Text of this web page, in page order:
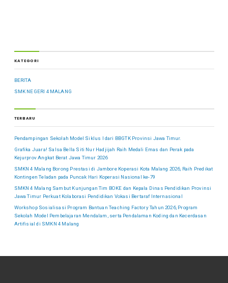
KATEGORI
BERITA
SMK NEGERI 4 MALANG
TERBARU
Pendampingan Sekolah Model Siklus I dari BBGTK Provinsi Jawa Timur.
Grafika Juara! Salsa Bella Siti Nur Hadjijah Raih Medali Emas dan Perak pada
Kejurprov Angkat Berat Jawa Timur 2026
SMKN 4 Malang Borong Prestasi di Jambore Koperasi Kota Malang 2026, Raih Predikat
Kontingen Teladan pada Puncak Hari Koperasi Nasional ke-79
SMKN 4 Malang Sambut Kunjungan Tim BOKE dan Kepala Dinas Pendidikan Provinsi
Jawa Timur Perkuat Kolaborasi Pendidikan Vokasi Bertaraf Internasional
Workshop Sosialisasi Program Bantuan Teaching Factory Tahun 2026, Program
Sekolah Model Pembelajaran Mendalam, serta Pendalaman Koding dan Kecerdasan
Artifisial di SMKN 4 Malang